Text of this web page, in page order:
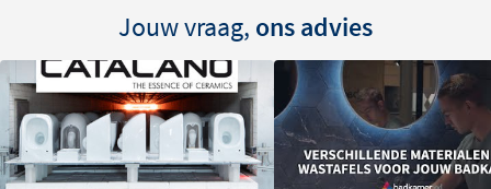
Jouw vraag, ons advies